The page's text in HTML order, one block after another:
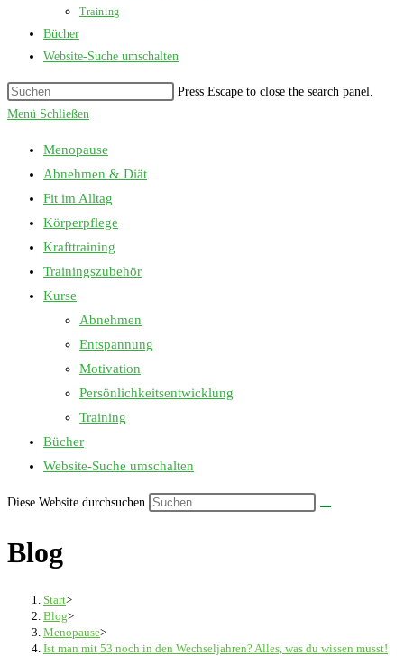
Training
Bücher
Website-Suche umschalten
Press Escape to close the search panel.
Menü Schließen
Menopause
Abnehmen & Diät
Fit im Alltag
Körperpflege
Krafttraining
Trainingszubehör
Kurse
Abnehmen
Entspannung
Motivation
Persönlichkeitsentwicklung
Training
Bücher
Website-Suche umschalten
Diese Website durchsuchen
Blog
Start>
Blog>
Menopause>
Ist man mit 53 noch in den Wechseljahren? Alles, was du wissen musst!